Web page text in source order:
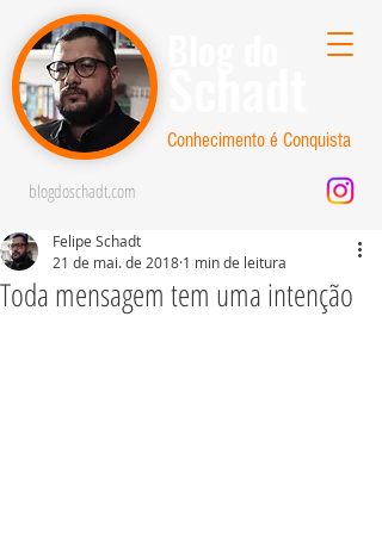
blogdoschadt.com
Conhecimento é Conquista
Toda mensagem tem uma intenção
Felipe Schadt
21 de mai. de 2018 1 min de leitura